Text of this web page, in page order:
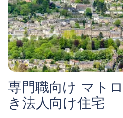
専門職向け マト
き法人向け住宅